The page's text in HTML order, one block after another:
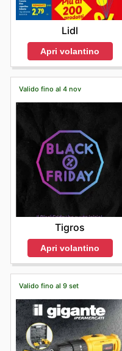
Lidl
Apri volantino
Valido fino al 4 nov
Tigros
Apri volantino
Valido fino al 9 set